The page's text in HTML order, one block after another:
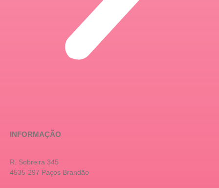
INFORMAÇÃO
R. Sobreira 345
4535-297 Paços Brandão